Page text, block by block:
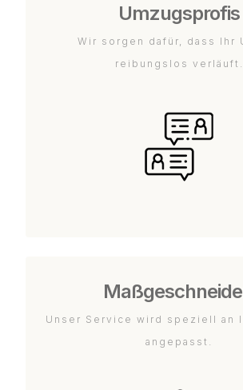
Umzugsprofis
Wir sorgen dafür, dass Ihr
reibungslos verläuft.
Unser Service wird speziell an
angepasst.